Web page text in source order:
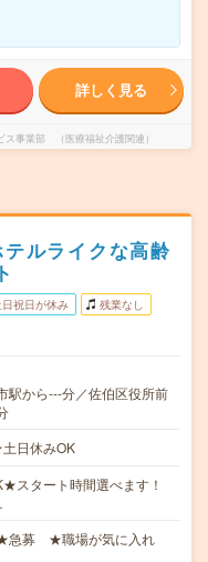
詳しく見る
事業部 （医療福祉介護関連）
ルライクな高齢
日祝日が休み 残業なし
駅から---分／佐伯区役所前
日休みOK
スタート時間選べます！
急募 ★職場が気に入れ